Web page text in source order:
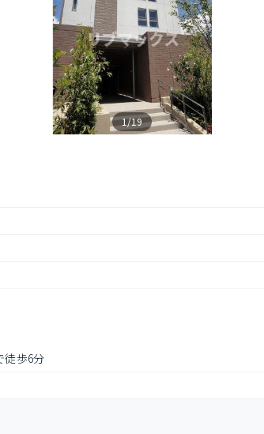
1/19
徒歩6分